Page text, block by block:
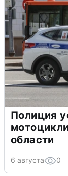
Полиция
области
6 августа 0